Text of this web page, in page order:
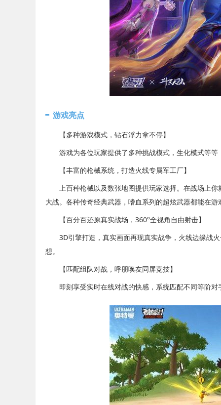
游戏亮点
【多种游戏模式，钻石浮力拿不停】
游戏为各位玩家提供了多种挑战模式，生化模式等等
【丰富的枪械系统，打造火线专属军工厂】
上百种枪械以及数张地图提供玩家选择。在战场上你
大战。各种传奇经典武器，嗜血系列的超炫武器都能在游
【百分百还原真实战场，360°全视角自由射击】
3D引擎打造，真实画面再现真实战争，火线边缘战火
想。
【匹配组队对战，呼朋唤友同屏竞技】
即刻享受实时在线对战的快感，系统匹配不同等阶对